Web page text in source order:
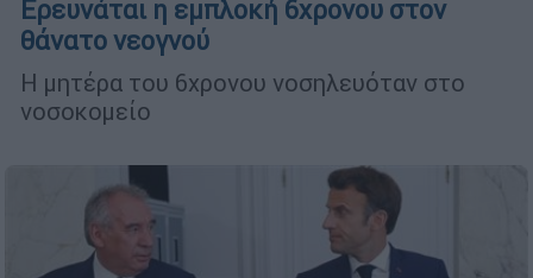
Ερευνάται η εμπλοκή 6χρονου στον
θάνατο νεογνού
Η μητέρα του 6χρονου νοσηλευόταν στο
νοσοκομείο